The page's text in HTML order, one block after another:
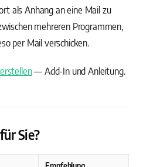
als Anhang an eine Mail zu
mehreren Programmen,
per Mail verschicken.
— Add-In und Anleitung.
Sie?